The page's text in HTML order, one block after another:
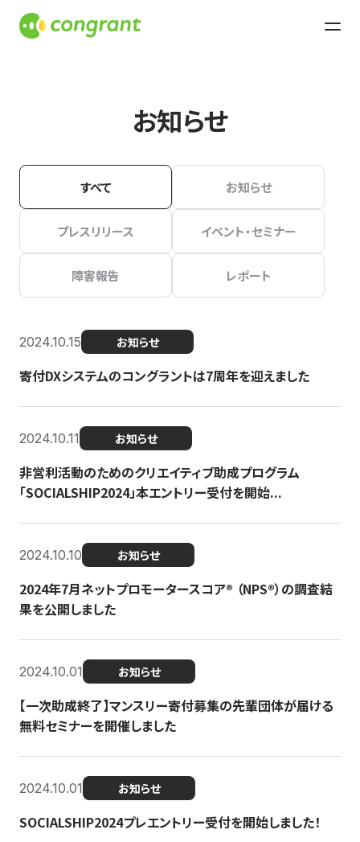
お知らせ
すべて お知らせ
プレスリリース イベント・セミナー
障害報告 レポート
2024.10.15 お知らせ
寄付DXシステムのコングラントは7周年を迎えました
2024.10.11 お知らせ
非営利活動のためのクリエイティブ助成プログラム
「SOCIALSHIP2024」本エントリー受付を開始...
2024.10.10 お知らせ
2024年7月ネットプロモータースコア®︎ （NPS®︎）の調査結
果を公開しました
2024.10.01 お知らせ
【一次助成終了】マンスリー寄付募集の先輩団体が届ける
無料セミナーを開催しました
2024.10.01 お知らせ
SOCIALSHIP2024プレエントリー受付を開始しました！